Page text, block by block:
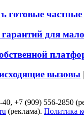
частные
для
вызовы |
+7 (909) 556-2850
(реклама). Политика